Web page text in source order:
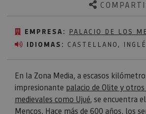
EMPRESA: PALACIO DE LOS
IDIOMAS: CASTELLANO,
En la Zona Media, a escasos
impresionante palacio de Olite y
medievales como Ujué, se encuentra
Mencos. Hace más de 600 años, los